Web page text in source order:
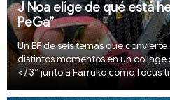
J Noa elige de qué está
PeGa”
Un EP de seis temas que
distintos momentos en un collage
< / 3” junto a Farruko como focus